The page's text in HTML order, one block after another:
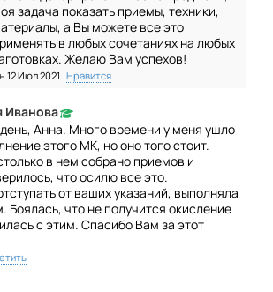
задача показать приемы, техники,
а Вы можете все это
в любых сочетаниях на любых
Желаю Вам успехов!
12 Июл 2021 Нравится
Иванова
Анна. Много времени у меня ушло
этого МК, но оно того стоит.
в нем собрано приемов и
что осилю все это.
от ваших указаний, выполняла
Боялась, что не получится окисление
с этим. Спасибо Вам за этот